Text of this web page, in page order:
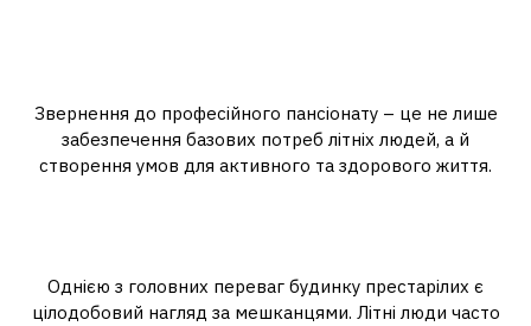
Звернення до професійного пансіонату – це не лише
забезпечення базових потреб літніх людей, а й
створення умов для активного та здорового життя.
Однією з головних переваг будинку престарілих є
цілодобовий нагляд за мешканцями. Літні люди часто